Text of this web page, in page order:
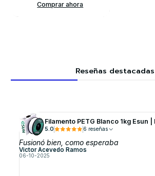
Comprar ahora
Reseñas destacadas
Filamento PETG Blanco 1kg Esun |
5.0 6 reseñas
Fusionó bien, como esperaba
Victor Acevedo Ramos
06-10-2025